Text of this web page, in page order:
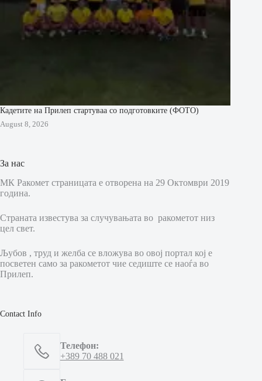
Кадетите на Прилеп стартуваа со подготовките (ФОТО)
August 8, 2026
За нас
МК Ракомет страницата е отворена на 29 Октомври 2019
година.
Страната известува за случувањата во ракометот низ
цел свет.
Љубов , труд и желба се вложува во овој портал кој е
посветен само за ракометот чие седиште се наоѓа во
Прилеп.
Contact Info
Телефон:
+389 70 488 021